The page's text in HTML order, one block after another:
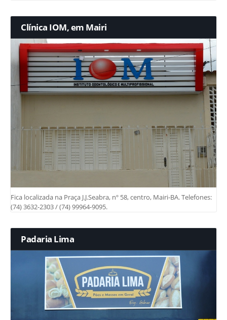
Clínica IOM, em Mairi
Fica localizada na Praça J.J.Seabra, nº 58, centro, Mairi-BA. Telefones:
(74) 3632-2303 / (74) 99964-9095.
Padaria Lima